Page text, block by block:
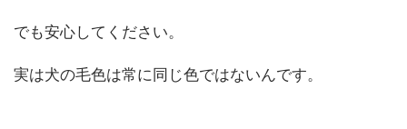
でも安心してください。
実は犬の毛色は常に同じ色ではないんです。